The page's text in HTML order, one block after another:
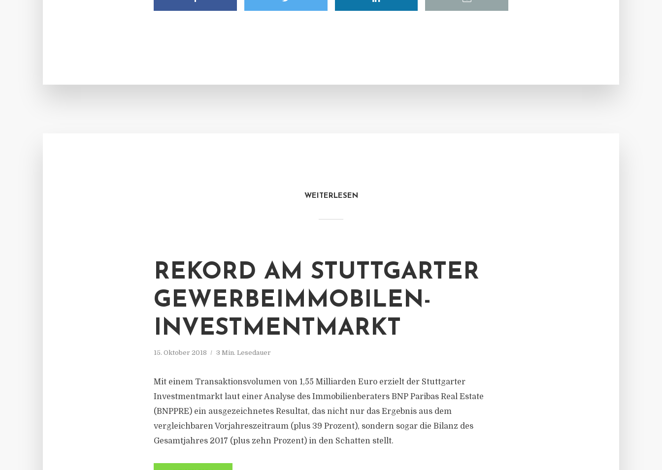
WEITERLESEN
REKORD AM STUTTGARTER
GEWERBEIMMOBILEN-
INVESTMENTMARKT
15. Oktober 2018 3 Min. Lesedauer
Mit einem Transaktionsvolumen von 1,55 Milliarden Euro erzielt der Stuttgarter
Investmentmarkt laut einer Analyse des Immobilienberaters BNP Paribas Real Estate
(BNPPRE) ein ausgezeichnetes Resultat, das nicht nur das Ergebnis aus dem
vergleichbaren Vorjahreszeitraum (plus 39 Prozent), sondern sogar die Bilanz des
Gesamtjahres 2017 (plus zehn Prozent) in den Schatten stellt.